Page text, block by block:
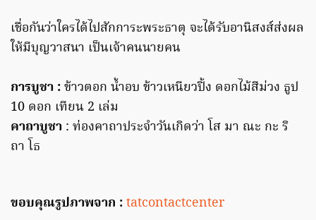
เชื่อกันว่าใครได้ไปสักการะพระธาตุ จะได้รับอานิสงส์ส่งผล
ให้มีบุญวาสนา เป็นเจ้าคนนายคน
การบูชา :ข้าวตอก น้ำอบ ข้าวเหนียวปิ้ง ดอกไม้สีม่วง ธูป
10 ดอก เทียน 2 เล่ม
คาถาบูชา : ท่องคาถาประจำวันเกิดว่า โส มา ณะ กะ ริ
ถา โธ
ขอบคุณรูปภาพจาก :tatcontactcenter